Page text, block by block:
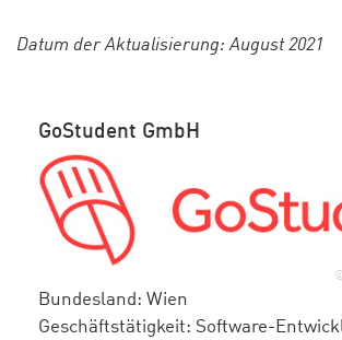
Datum der Aktualisierung: August 2021
GoStudent GmbH
Bundesland: Wien
Geschäftstätigkeit: Software-